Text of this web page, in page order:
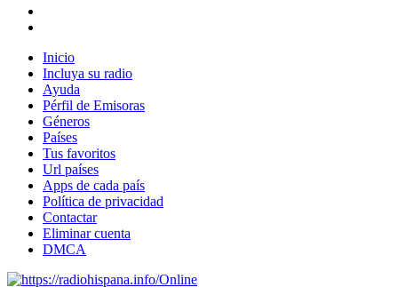
Inicio
Incluya su radio
Ayuda
Pérfil de Emisoras
Géneros
Países
Tus favoritos
Url países
Apps de cada país
Política de privacidad
Contactar
Eliminar cuenta
DMCA
Online